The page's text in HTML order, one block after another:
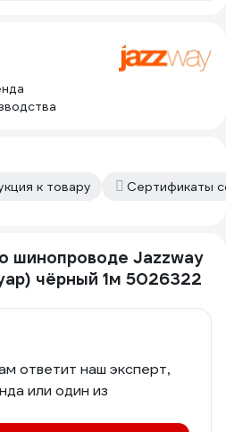
к товару Сертификаты
шинопроводе Jazzway
чёрный 1м 5026322
ответит наш эксперт,
или один из